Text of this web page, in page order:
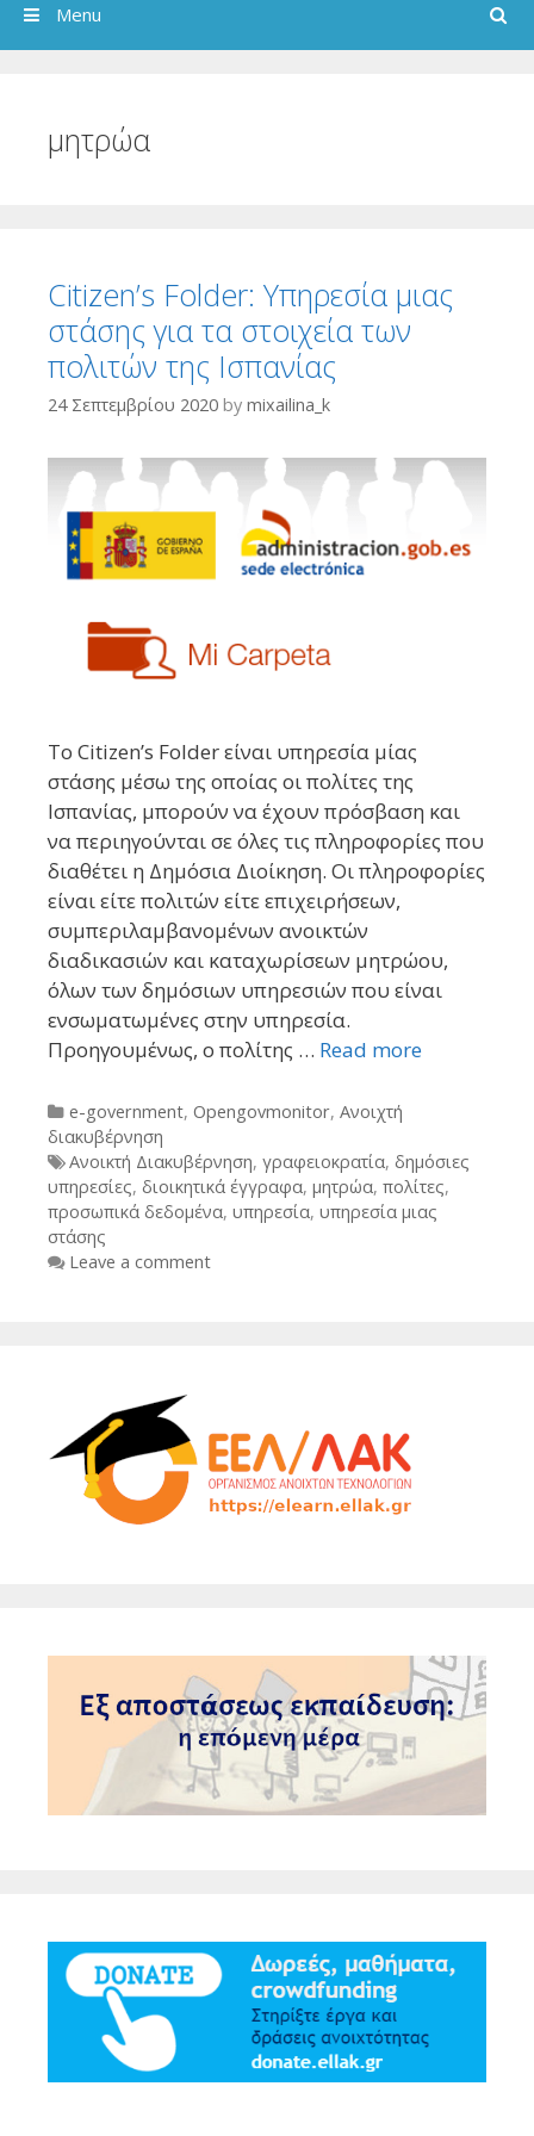
Search
Menu
μητρώα
Citizen’s Folder: Υπηρεσία μιας
στάσης για τα στοιχεία των
πολιτών της Ισπανίας
24 Σεπτεμβρίου 2020 by mixailina_k
Το Citizen’s Folder είναι υπηρεσία μίας
στάσης μέσω της οποίας οι πολίτες της
Ισπανίας, μπορούν να έχουν πρόσβαση και
να περιηγούνται σε όλες τις πληροφορίες που
διαθέτει η Δημόσια Διοίκηση. Οι πληροφορίες
είναι είτε πολιτών είτε επιχειρήσεων,
συμπεριλαμβανομένων ανοικτών
διαδικασιών και καταχωρίσεων μητρώου,
όλων των δημόσιων υπηρεσιών που είναι
ενσωματωμένες στην υπηρεσία.
Προηγουμένως, ο πολίτης … Read more
Categories
e-government, Opengovmonitor, Ανοιχτή
διακυβέρνηση
Tags
Ανοικτή Διακυβέρνηση, γραφειοκρατία, δημόσιες
υπηρεσίες, διοικητικά έγγραφα, μητρώα, πολίτες,
προσωπικά δεδομένα, υπηρεσία, υπηρεσία μιας
στάσης
Leave a comment